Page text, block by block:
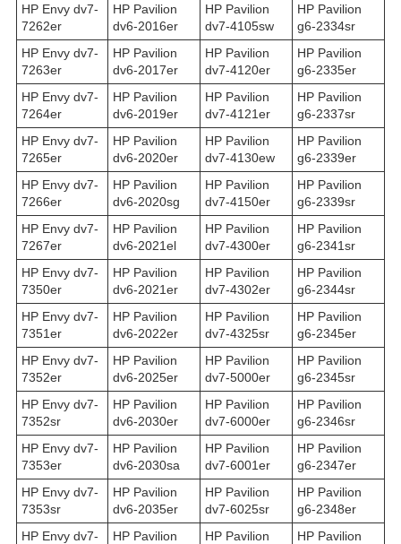
HP Envy dv7-
7262er
HP Pavilion
dv6-2016er
HP Pavilion
dv7-4105sw
HP Pavilion
g6-2334sr
HP Envy dv7-
7263er
HP Pavilion
dv6-2017er
HP Pavilion
dv7-4120er
HP Pavilion
g6-2335er
HP Envy dv7-
7264er
HP Pavilion
dv6-2019er
HP Pavilion
dv7-4121er
HP Pavilion
g6-2337sr
HP Envy dv7-
7265er
HP Pavilion
dv6-2020er
HP Pavilion
dv7-4130ew
HP Pavilion
g6-2339er
HP Envy dv7-
7266er
HP Pavilion
dv6-2020sg
HP Pavilion
dv7-4150er
HP Pavilion
g6-2339sr
HP Envy dv7-
7267er
HP Pavilion
dv6-2021el
HP Pavilion
dv7-4300er
HP Pavilion
g6-2341sr
HP Envy dv7-
7350er
HP Pavilion
dv6-2021er
HP Pavilion
dv7-4302er
HP Pavilion
g6-2344sr
HP Envy dv7-
7351er
HP Pavilion
dv6-2022er
HP Pavilion
dv7-4325sr
HP Pavilion
g6-2345er
HP Envy dv7-
7352er
HP Pavilion
dv6-2025er
HP Pavilion
dv7-5000er
HP Pavilion
g6-2345sr
HP Envy dv7-
7352sr
HP Pavilion
dv6-2030er
HP Pavilion
dv7-6000er
HP Pavilion
g6-2346sr
HP Envy dv7-
7353er
HP Pavilion
dv6-2030sa
HP Pavilion
dv7-6001er
HP Pavilion
g6-2347er
HP Envy dv7-
7353sr
HP Pavilion
dv6-2035er
HP Pavilion
dv7-6025sr
HP Pavilion
g6-2348er
HP Envy dv7-
HP Pavilion
HP Pavilion
HP Pavilion